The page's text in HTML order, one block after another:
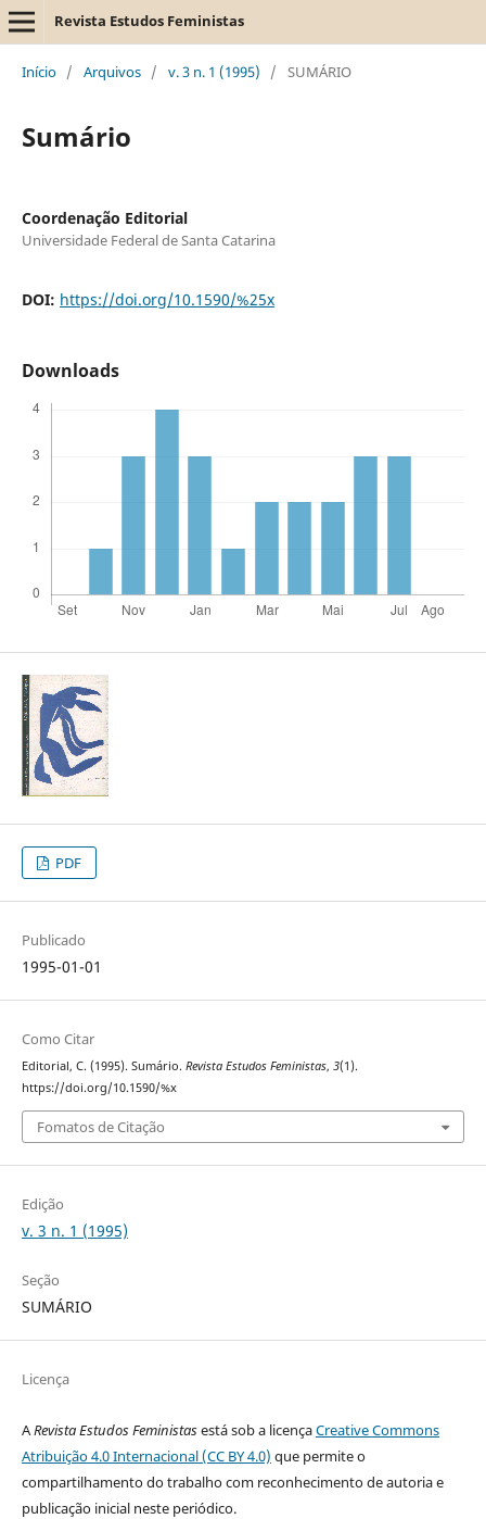
Revista Estudos Feministas
Início / Arquivos / v. 3 n. 1 (1995) / SUMÁRIO
Sumário
Coordenação Editorial
Universidade Federal de Santa Catarina
DOI: https://doi.org/10.1590/%25x
Downloads
PDF
Publicado
1995-01-01
Como Citar
Editorial, C. (1995). Sumário. Revista Estudos Feministas, 3(1).
https://doi.org/10.1590/%x
Fomatos de Citação
Edição
v. 3 n. 1 (1995)
Seção
SUMÁRIO
Licença
ARevista Estudos Feministasestá sob a licençaCreative Commons
Atribuição 4.0 Internacional (CC BY 4.0) que permite o
compartilhamento do trabalho com reconhecimento de autoria e
publicação inicial neste periódico.